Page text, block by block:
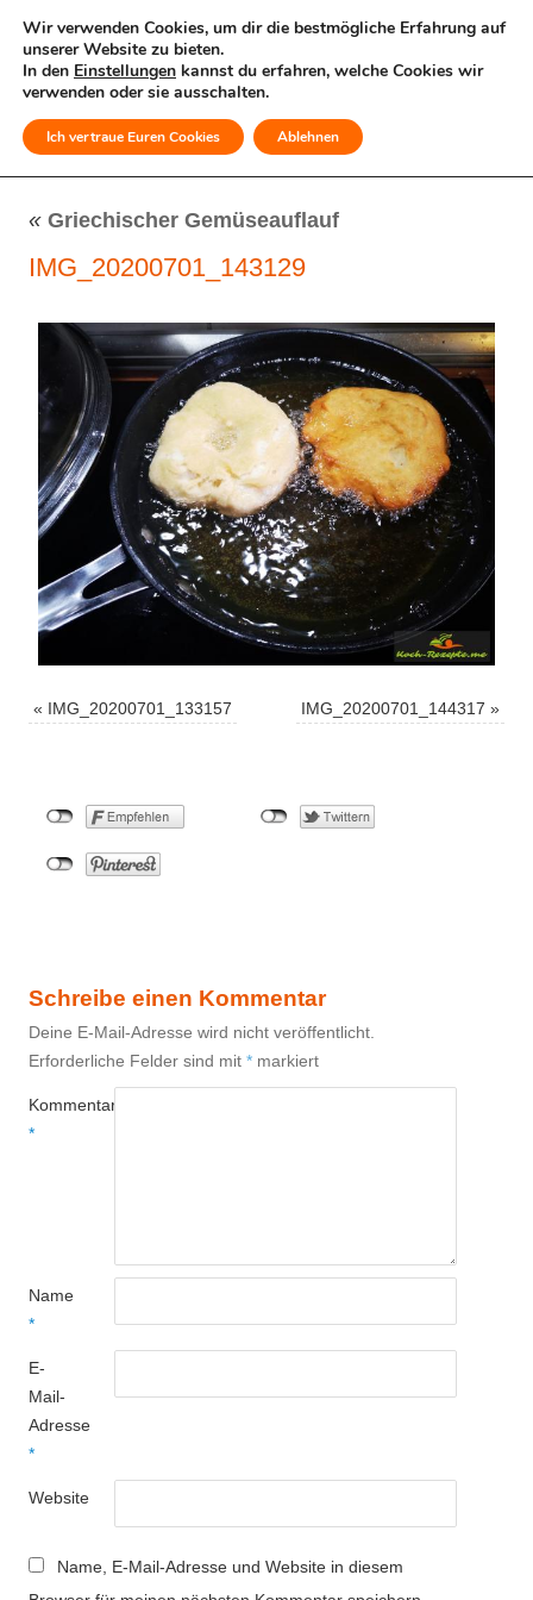
MENÜ
« Griechischer Gemüseauflauf
IMG_20200701_143129
« IMG_20200701_133157 IMG_20200701_144317 »
Schreibe einen Kommentar
Deine E-Mail-Adresse wird nicht veröffentlicht.
Erforderliche Felder sind mit * markiert
Kommentar
*
Name
*
E-
Mail-
Adresse
*
Website
Name, E-Mail-Adresse und Website in diesem
Wir verwenden Cookies, um dir die bestmögliche Erfahrung auf
unserer Website zu bieten.
In den Einstellungen kannst du erfahren, welche Cookies wir
verwenden oder sie ausschalten.
Ich vertraue Euren Cookies Ablehnen